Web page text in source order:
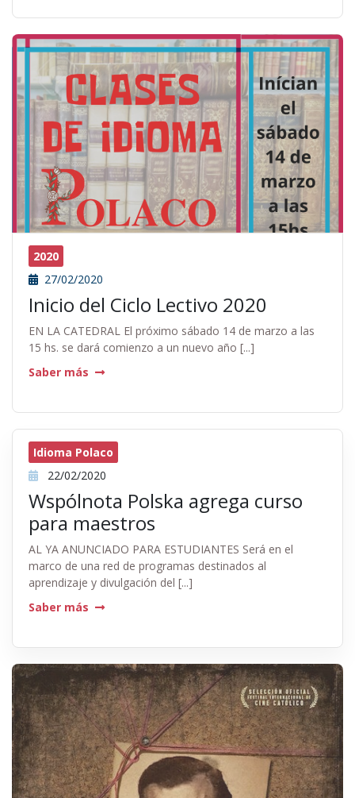
2020
27/02/2020
Inicio del Ciclo Lectivo 2020
EN LA CATEDRAL El próximo sábado 14 de marzo a las
15 hs. se dará comienzo a un nuevo año [...]
Saber más
Idioma Polaco
22/02/2020
Wspólnota Polska agrega curso
para maestros
AL YA ANUNCIADO PARA ESTUDIANTES Será en el
marco de una red de programas destinados al
aprendizaje y divulgación del [...]
Saber más